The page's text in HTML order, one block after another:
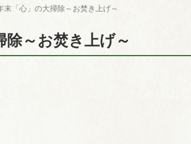
「心」の大掃除～お焚き上げ～
～お焚き上げ～